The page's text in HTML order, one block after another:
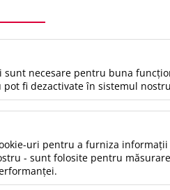
"sacosacumparaturitarlam"
produsul dorit, încearcă
ai scris corect termenii.
foloseşti sinonime.
sunt necesare pentru buna
pot fi dezactivate în sistemul
uri pentru a furniza
- sunt folosite pentru